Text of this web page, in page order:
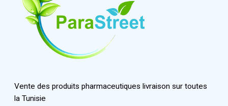
Vente des produits pharmaceutiques livraison sur toutes
la Tunisie